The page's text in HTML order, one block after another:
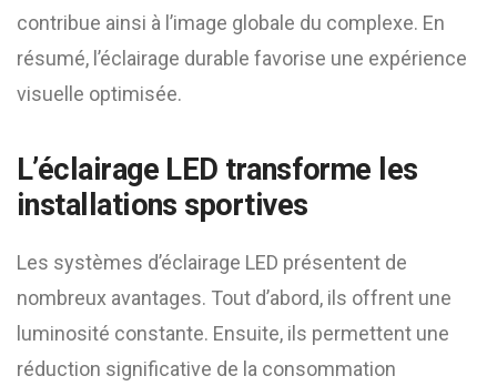
contribue ainsi à l’image globale du complexe. En
résumé, l’éclairage durable favorise une expérience
visuelle optimisée.
L’éclairage LED transforme les
installations sportives
Les systèmes d’éclairage LED présentent de
nombreux avantages. Tout d’abord, ils offrent une
luminosité constante. Ensuite, ils permettent une
réduction significative de la consommation